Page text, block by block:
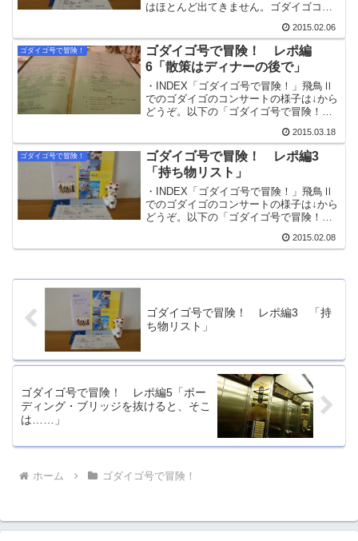
はほとんど出てきません。ゴダイゴコン
録！ live on 飛鳥Ⅱ(前編)不・完全採
録！ live on 飛鳥Ⅱ(後編)パンフレ...
2015.02.06
ゴダイゴ号で冒険！
ゴダイゴ号で冒険！ レポ編
6「散策はディナーの後で」
・INDEX「ゴダイゴ号で冒険！」飛鳥Ⅱ
でのゴダイゴのコンサートの様子は↓から
どうぞ。以下の「ゴダイゴ号で冒険！
船にまつわる記録です。すごーくお時間
がある方は↓からどうぞ。2015年１月10...
2015.03.18
ゴダイゴ号で冒険！
ゴダイゴ号で冒険！ レポ編3
「持ち物リスト」
・INDEX「ゴダイゴ号で冒険！」飛鳥Ⅱ
でのゴダイゴのコンサートの様子は↓から
どうぞ。以下の「ゴダイゴ号で冒険！
船にまつわる記録です。すごーくお時間
2015.02.08
ゴダイゴ号で冒険！ レポ編3 「持
ち物リスト」
ゴダイゴ号で冒険！ レポ編5「ボー
ディング・ブリッジを抜けると、そこ
は……」
ホーム ゴダイゴ号で冒険！